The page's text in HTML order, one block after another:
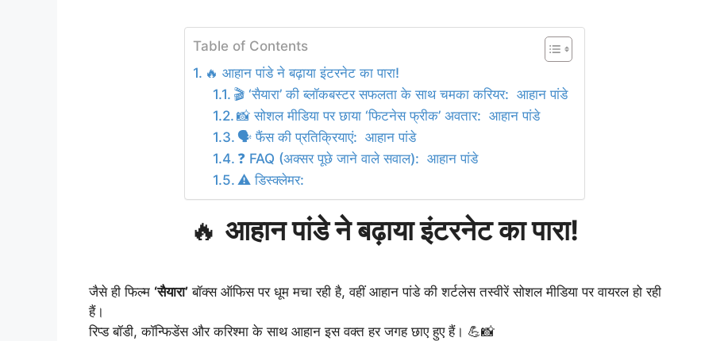
Table of Contents
🔥 आहान पांडे ने बढ़ाया इंटरनेट का पारा!
🎬 ‘सैयारा’ की ब्लॉकबस्टर सफलता के साथ चमका करियर: आहान पांडे
📸 सोशल मीडिया पर छाया ‘फिटनेस फ्रीक’ अवतार: आहान पांडे
🗣️ फैंस की प्रतिक्रियाएं: आहान पांडे
❓ FAQ (अक्सर पूछे जाने वाले सवाल): आहान पांडे
⚠️ डिस्क्लेमर:
🔥 आहान पांडे ने बढ़ाया इंटरनेट का पारा!
जैसे ही फिल्म ‘सैयारा’ बॉक्स ऑफिस पर धूम मचा रही है, वहीं आहान पांडे की शर्टलेस तस्वीरें सोशल मीडिया पर वायरल हो रही
हैं।
रिप्ड बॉडी, कॉन्फिडेंस और करिश्मा के साथ आहान इस वक्त हर जगह छाए हुए हैं। 💪📸